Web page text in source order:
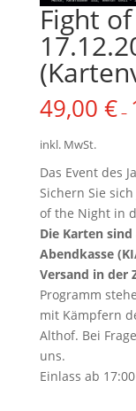
Fight
49,00 €–
inkl. MwSt.
Das Event des
Sichern Sie
of the Night in
Die Karten
Abendkasse
Versand in der
Programm
mit Kämpfern
Althof. Bei
uns.
Einlass ab